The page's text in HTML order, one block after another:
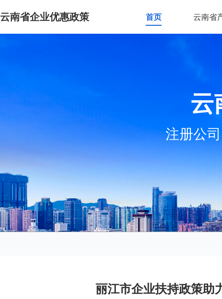
云南省企业优惠政策 首页 云南省
云
注册公
丽江市企业扶持政策助